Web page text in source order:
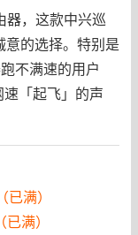
器，这款中兴巡
的选择。特别是
不满速的用户
「起飞」的声
满）
满）